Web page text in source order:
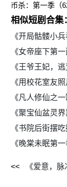
币杀：第一季（
相似短剧合集
《女帝座下第
《晚棠未眠第